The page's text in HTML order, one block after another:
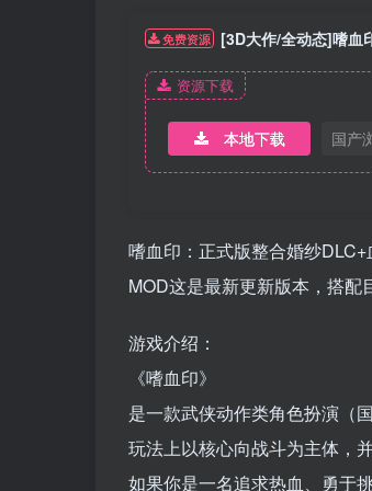
免费资源 [3D大作/全动态]嗜血
资源下载
本地下载 国产
嗜血印：正式版整合婚纱DLC+
MOD这是最新更新版本，搭
游戏介绍：
《嗜血印》
是一款武侠动作类角色扮演（
玩法上以核心向战斗为主体，
如果你是一名追求热血、勇于